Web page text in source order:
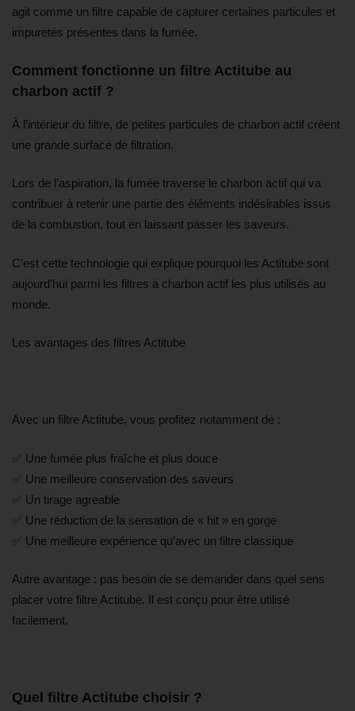
agit comme un filtre capable de capturer certaines particules et
impuretés présentes dans la fumée.
Comment fonctionne un filtre Actitube au
charbon actif ?
À l’intérieur du filtre, de petites particules de charbon actif créent
une grande surface de filtration.
Lors de l’aspiration, la fumée traverse le charbon actif qui va
contribuer à retenir une partie des éléments indésirables issus
de la combustion, tout en laissant passer les saveurs.
C’est cette technologie qui explique pourquoi les Actitube sont
aujourd’hui parmi les filtres à charbon actif les plus utilisés au
monde.
Les avantages des filtres Actitube
Avec un filtre Actitube, vous profitez notamment de :
✅ Une fumée plus fraîche et plus douce
✅ Une meilleure conservation des saveurs
✅ Un tirage agréable
✅ Une réduction de la sensation de « hit » en gorge
✅ Une meilleure expérience qu’avec un filtre classique
Autre avantage : pas besoin de se demander dans quel sens
placer votre filtre Actitube. Il est conçu pour être utilisé
facilement.
Quel filtre Actitube choisir ?